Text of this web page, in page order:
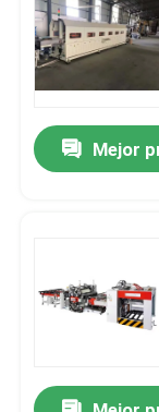
Vídeos
Mejor